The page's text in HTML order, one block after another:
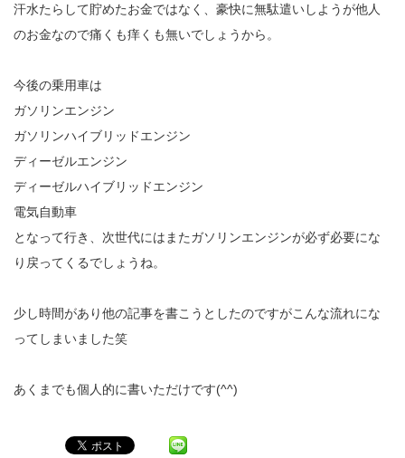
汗水たらして貯めたお金ではなく、豪快に無駄遣いしようが他人
のお金なので痛くも痒くも無いでしょうから。
今後の乗用車は
ガソリンエンジン
ガソリンハイブリッドエンジン
ディーゼルエンジン
ディーゼルハイブリッドエンジン
電気自動車
となって行き、次世代にはまたガソリンエンジンが必ず必要にな
り戻ってくるでしょうね。
少し時間があり他の記事を書こうとしたのですがこんな流れにな
ってしまいました笑
あくまでも個人的に書いただけです(^^)